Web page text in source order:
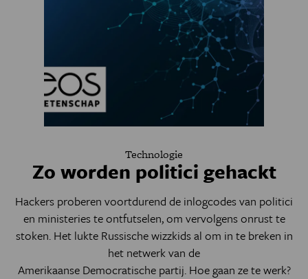
Technologie
Zo worden politici gehackt
Hackers proberen voortdurend de inlogcodes van politici
en ministeries te ontfutselen, om vervolgens onrust te
stoken. Het lukte Russische wizzkids al om in te breken in
het netwerk van de
Amerikaanse Democratische partij. Hoe gaan ze te werk?